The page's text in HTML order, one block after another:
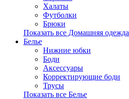
Халаты
Футболки
Брюки
Показать все Домашняя одежда
Белье
Нижние юбки
Боди
Аксессуары
Корректирующие боди
Трусы
Показать все Белье